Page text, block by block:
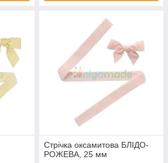
Стрічка оксамитова БЛІДО-
РОЖЕВА, 25 мм